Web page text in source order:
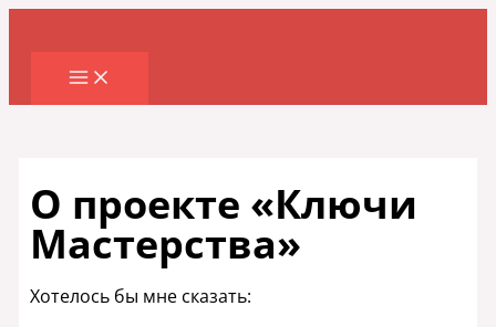
Перейти
содержимому
О проекте «Ключи
Мастерства»
Хотелось бы мне сказать: